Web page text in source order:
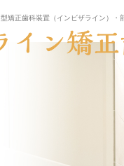
正歯科装置（インビザライン）